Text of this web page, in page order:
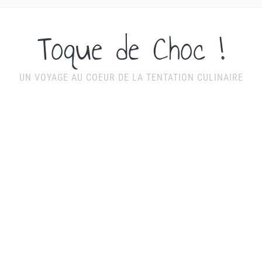
Toque de Choc !
UN VOYAGE AU COEUR DE LA TENTATION CULINAIRE